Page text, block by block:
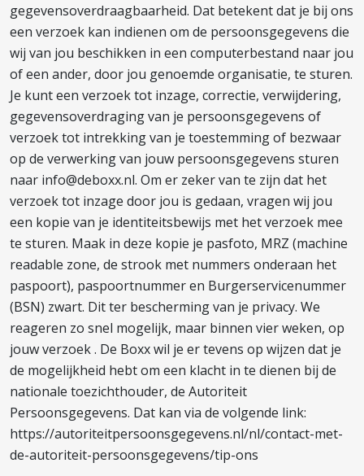
gegevensoverdraagbaarheid. Dat betekent dat je bij ons
een verzoek kan indienen om de persoonsgegevens die
wij van jou beschikken in een computerbestand naar jou
of een ander, door jou genoemde organisatie, te sturen.
Je kunt een verzoek tot inzage, correctie, verwijdering,
gegevensoverdraging van je persoonsgegevens of
verzoek tot intrekking van je toestemming of bezwaar
op de verwerking van jouw persoonsgegevens sturen
naar info@deboxx.nl. Om er zeker van te zijn dat het
verzoek tot inzage door jou is gedaan, vragen wij jou
een kopie van je identiteitsbewijs met het verzoek mee
te sturen. Maak in deze kopie je pasfoto, MRZ (machine
readable zone, de strook met nummers onderaan het
paspoort), paspoortnummer en Burgerservicenummer
(BSN) zwart. Dit ter bescherming van je privacy. We
reageren zo snel mogelijk, maar binnen vier weken, op
jouw verzoek . De Boxx wil je er tevens op wijzen dat je
de mogelijkheid hebt om een klacht in te dienen bij de
nationale toezichthouder, de Autoriteit
Persoonsgegevens. Dat kan via de volgende link:
https://autoriteitpersoonsgegevens.nl/nl/contact-met-
de-autoriteit-persoonsgegevens/tip-ons